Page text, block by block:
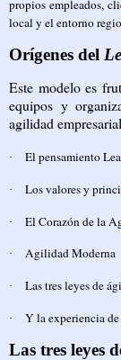
propios empleados,
local y el entorno
Orígenes del
Este modelo es
equipos y
agilidad
· El pensamiento
· Los valores y
· El Corazón de la
· Agilidad Moderna
· Las tres leyes de
· Y la experiencia de
Las tres leyes